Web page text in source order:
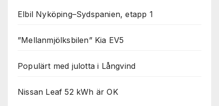
Elbil Nyköping–Sydspanien, etapp 1
”Mellanmjölksbilen” Kia EV5
Populärt med julotta i Långvind
Nissan Leaf 52 kWh är OK